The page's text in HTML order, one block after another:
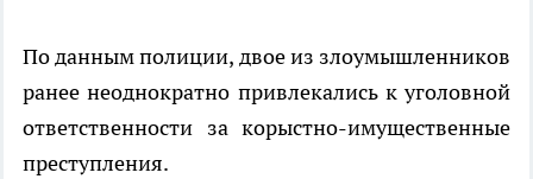
По данным полиции, двое из злоумышленников
ранее неоднократно привлекались к уголовной
ответственности за корыстно-имущественные
преступления.